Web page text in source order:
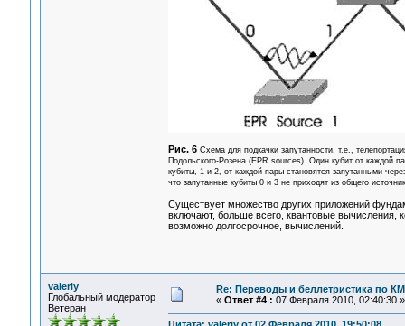
Рис. 6 Схема для подкачки запутанности, т.е.,
Подольского-Розена (EPR sources). Один кубит от каждой
кубиты, 1 и 2, от каждой пары становятся запутанными
что запутанные кубиты 0 и 3 не приходят из общего
Существует множество других приложений
включают, больше всего, квантовые вычисления,
возможно долгосрочное, вычислений.
valeriy
Глобальный модератор
Ветеран
Re: Переводы и беллетристика по КМ
« Ответ #4 : 07 Февраля 2010, 02:40:30 »